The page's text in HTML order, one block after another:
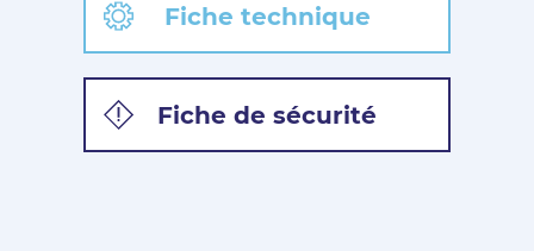
Fiche technique
Fiche de sécurité